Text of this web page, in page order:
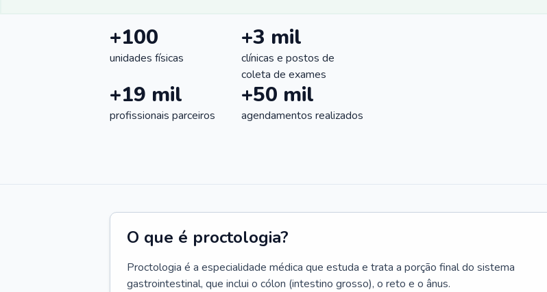
+100
unidades físicas
+3 mil
clínicas e postos de
coleta de exames
+19 mil
profissionais parceiros
+50 mil
agendamentos realizados
O que é proctologia?
Proctologia é a especialidade médica que estuda e trata a porção final do sistema
gastrointestinal, que inclui o cólon (intestino grosso), o reto e o ânus.